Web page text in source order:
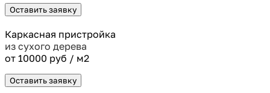
Оставить заявку
Каркасная пристройка
из сухого дерева
от 10000 руб / м2
Оставить заявку